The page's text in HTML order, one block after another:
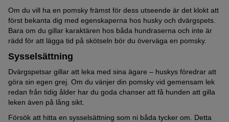
Om du vill ha en pomsky främst för dess utseende är det klokt att
först bekanta dig med egenskaperna hos husky och dvärgspets.
Bara om du gillar karaktären hos båda hundraserna och inte är
rädd för att lägga tid på skötseln bör du överväga en pomsky.
Sysselsättning
Dvärgspetsar gillar att leka med sina ägare – huskys föredrar att
göra sin egen grej. Om du vänjer din pomsky vid gemensam lek
redan från tidig ålder har du goda chanser att få hunden att gilla
leken även på lång sikt.
Försök att hitta en sysselsättning som ni båda tycker om. Detta